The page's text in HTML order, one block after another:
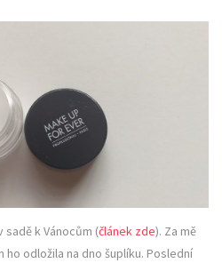
sadě k Vánocům (článek zde). Za mě
odložila na dno šuplíku. Poslední